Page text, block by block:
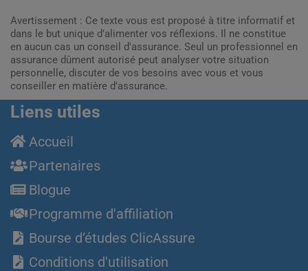
Avertissement : Ce texte vous est proposé à titre informatif et
dans le but unique d’alimenter vos réflexions. Il ne constitue
en aucun cas un conseil d'assurance. Seul un professionnel en
assurance dûment autorisé peut analyser votre situation
personnelle, discuter de vos besoins avec vous et vous
conseiller en matière d’assurance.
Liens utiles
Accueil
Partenaires
Blogue
Programme d'affiliation
Bourse d’études ClicAssure
Conditions d'utilisation